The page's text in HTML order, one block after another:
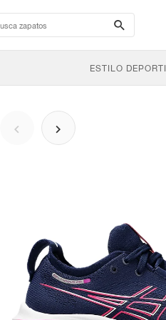
search-
btn
ESTILO